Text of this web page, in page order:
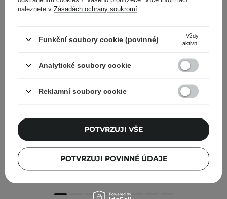
YUNJAC - Skin Perfecting Glow Prep Pad - Rozjasňující
polštářky na obličej - 15x8g
389,00 Kč
naleznete v Zásadách ochrany soukromí
Funkční soubory cookie (povinné)
Vždy
aktivní
Analytické soubory cookie
Reklamní soubory cookie
POTVRZUJI POVINNÉ ÚDAJE
POTVRZUJI VŠE